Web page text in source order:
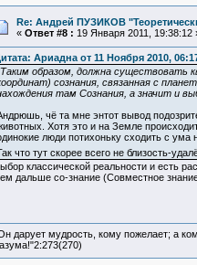
Re: Андрей ПУЗИКОВ
« Ответ #8 : 19 Января 2011, 19:38:12
Ариадна от 11 Ноября 2010,
образом, должна существовать
сознания, связанная с
там Сознания, а значит и
чё та мне энтот вывод
Хотя это и на Земле
люди потихоньку сходить с
что тут скорее всего не близость-
классической реальности и есть
дальше со-знание (Совместное
дарует мудрость, кому пожелает; а